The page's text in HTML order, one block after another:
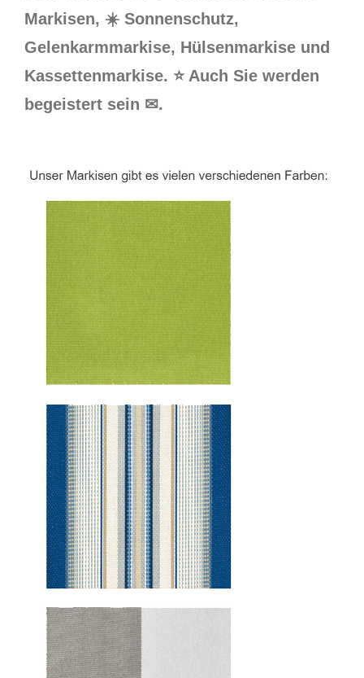
Markisen, ☀️ Sonnenschutz,
Gelenkarmmarkise, Hülsenmarkise und
Kassettenmarkise. ⭐ Auch Sie werden
begeistert sein ✉.